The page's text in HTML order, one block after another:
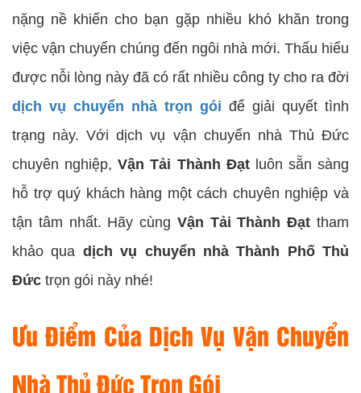
nặng nề khiến cho bạn gặp nhiều khó khăn trong
việc vận chuyển chúng đến ngôi nhà mới. Thấu hiểu
được nỗi lòng này đã có rất nhiều công ty cho ra đời
dịch vụ chuyển nhà trọn gói để giải quyết tình
trạng này. Với dịch vụ vận chuyển nhà Thủ Đức
chuyên nghiệp,Vận Tải Thành Đạtluôn sẵn sàng
hỗ trợ quý khách hàng một cách chuyên nghiệp và
tận tâm nhất. Hãy cùng Vận Tải Thành Đạt tham
khảo qua dịch vụ chuyển nhà Thành Phố Thủ
Đức trọn gói này nhé!
Ưu Điểm Của Dịch Vụ Vận Chuyển
Nhà Thủ Đức Trọn Gói